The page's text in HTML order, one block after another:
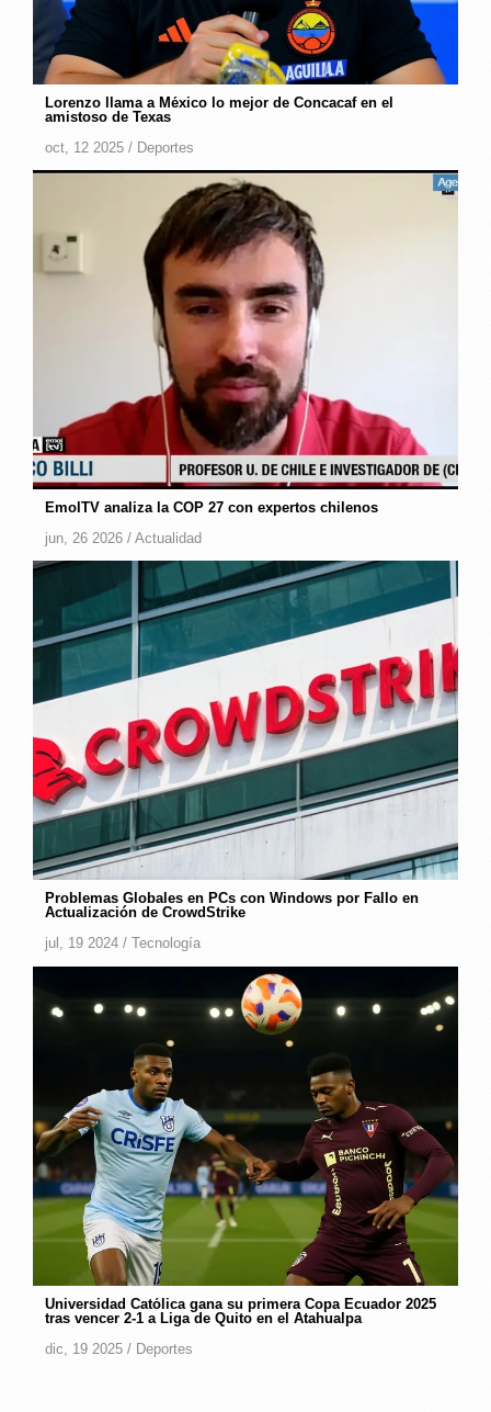
Lorenzo llama a México lo mejor de Concacaf en el
amistoso de Texas
oct, 12 2025 / Deportes
EmolTV analiza la COP 27 con expertos chilenos
jun, 26 2026 /Actualidad
Problemas Globales en PCs con Windows por Fallo en
Actualización de CrowdStrike
jul, 19 2024 /
Tecnología
Universidad Católica gana su primera Copa Ecuador 2025
tras vencer 2-1 a Liga de Quito en el Atahualpa
dic, 19 2025 / Deportes